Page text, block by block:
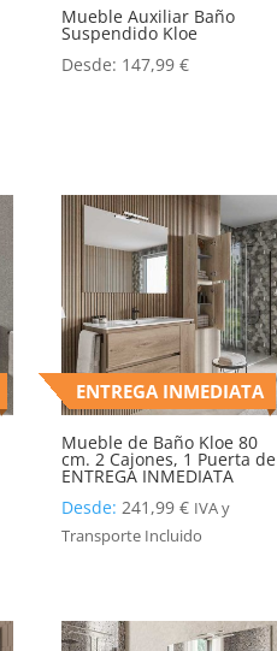
Mueble Auxiliar Baño
Suspendido Kloe
Desde: 147,99€
ENTREGA INMEDIATA
Mueble de Baño Kloe 80
cm. 2 Cajones, 1 Puerta de
ENTREGA INMEDIATA
Desde: 241,99€ IVA y
Transporte Incluido